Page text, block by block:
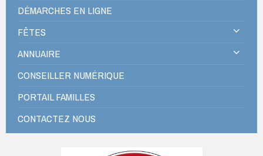
DÉMARCHES EN LIGNE
FÊTES
ANNUAIRE
CONSEILLER NUMÉRIQUE
PORTAIL FAMILLES
CONTACTEZ NOUS